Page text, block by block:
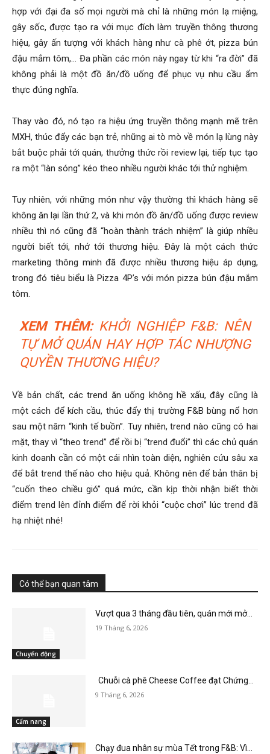
hợp với đại đa số mọi người mà chỉ là những món lạ miệng,
gây sốc, được tạo ra với mục đích làm truyền thông thương
hiệu, gây ấn tượng với khách hàng như cà phê ớt, pizza bún
đậu mắm tôm,… Đa phần các món này ngay từ khi “ra đời” đã
không phải là một đồ ăn/đồ uống để phục vụ nhu cầu ẩm
thực đúng nghĩa.
Thay vào đó, nó tạo ra hiệu ứng truyền thông mạnh mẽ trên
MXH, thúc đẩy các bạn trẻ, những ai tò mò về món lạ lùng này
bắt buộc phải tới quán, thưởng thức rồi review lại, tiếp tục tạo
ra một “làn sóng” kéo theo nhiều người khác tới thử nghiệm.
Tuy nhiên, với những món như vậy thường thì khách hàng sẽ
không ăn lại lần thứ 2, và khi món đồ ăn/đồ uống được review
nhiều thì nó cũng đã “hoàn thành trách nhiệm” là giúp nhiều
người biết tới, nhớ tới thương hiệu. Đây là một cách thức
marketing thông minh đã được nhiều thương hiệu áp dụng,
trong đó tiêu biểu là Pizza 4P’s với món pizza bún đậu mắm
tôm.
XEM THÊM: KHỞI NGHIỆP F&B: NÊN
TỰ MỞ QUÁN HAY HỢP TÁC NHƯỢNG
QUYỀN THƯƠNG HIỆU?
Về bản chất, các trend ăn uống không hề xấu, đây cũng là
một cách để kích cầu, thúc đẩy thị trường F&B bùng nổ hơn
sau một năm “kinh tế buồn”. Tuy nhiên, trend nào cũng có hai
mặt, thay vì “theo trend” để rồi bị “trend đuổi” thì các chủ quán
kinh doanh cần có một cái nhìn toàn diện, nghiên cứu sâu xa
để bắt trend thế nào cho hiệu quả. Không nên để bản thân bị
“cuốn theo chiều gió” quá mức, cần kịp thời nhận biết thời
điểm trend lên đỉnh điểm để rời khỏi “cuộc chơi” lúc trend đã
hạ nhiệt nhé!
Có thể bạn quan tâm
Chuyển động
Vượt qua 3 tháng đầu tiên, quán mới mở...
19 Tháng 6, 2026
Cẩm nang
Chuỗi cà phê Cheese Coffee đạt Chứng...
9 Tháng 6, 2026
Chạy đua nhân sự mùa Tết trong F&B: Vì...